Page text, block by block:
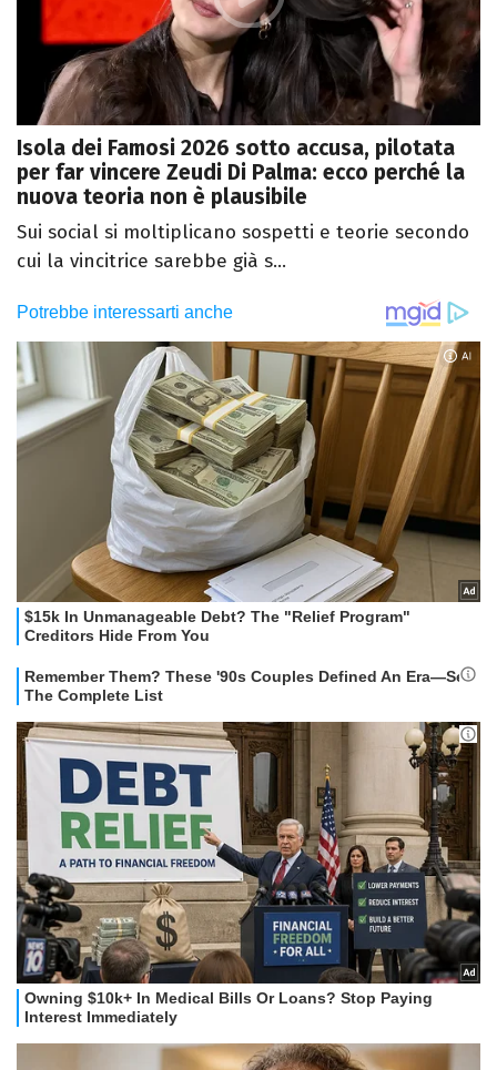
Isola dei Famosi 2026 sotto accusa, pilotata
per far vincere Zeudi Di Palma: ecco perché la
nuova teoria non è plausibile
Sui social si moltiplicano sospetti e teorie secondo
cui la vincitrice sarebbe già s...